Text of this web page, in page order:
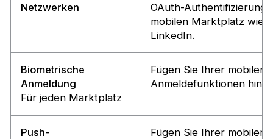
Netzwerken
OAuth-
mobilen Marktplatz wie
LinkedIn.
Biometrische
Anmeldung
Für jeden Marktplatz
Fügen Sie Ihrer mobilen
Anmeldefunktionen
Push-
Fügen Sie Ihrer mobilen